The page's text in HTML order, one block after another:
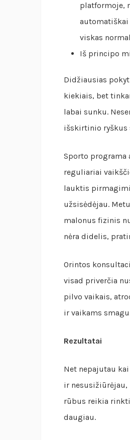
platformoje,
automatiškai
viskas
Iš principo
Didžiausias
kiekiais, bet
labai sunku.
išskirtinio ryškus
Sporto programa
reguliariai
lauktis
užsisėdėjau.
malonus fizinis
nėra didelis,
Orintos
visad priverčia
pilvo vaikais,
ir vaikams
Rezultatai
Net nepajutau
ir
rūbus reikia
daugiau.